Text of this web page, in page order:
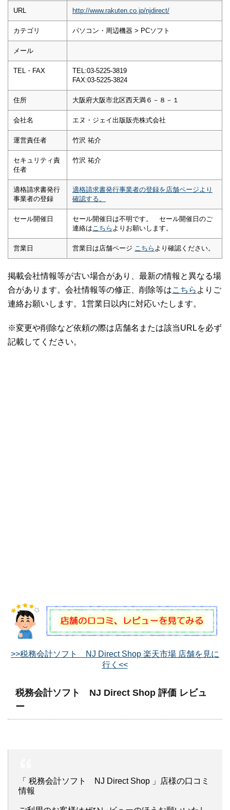
URL http://www.rakuten.co.jp/njdirect/
カテゴリ パソコン・周辺機器 > PCソフト
メール
TEL・FAX
TEL:03-5225-3819
FAX:03-5225-3824
住所 大阪府大阪市北区西天満６－８－１
会社名 エヌ・ジェイ出版販売株式会社
運営責任者 竹沢 祐介
セキュリティ責
任者
竹沢 祐介
適格請求書発行
事業者の登録
適格請求書発行事業者の登録を店舗ページより
確認する。
セール開催日
セール開催日は不明です。 セール開催日のご
連絡は こちら よりお願いします。
営業日 営業日は店舗ページ こちら より確認ください。
掲載会社情報等が古い場合があり、最新の情報と異なる場
合があります。会社情報等の修正、削除等はこちら よりご
連絡お願いします。1営業日以内に対応いたします。
※変更や削除など依頼の際は店舗名または該当URLを必ず
記載してください。
>>税務会計ソフト NJ Direct Shop 楽天市場 店舗を見に
行く<<
税務会計ソフト NJ Direct Shop 評価 レビュ
ー
「 税務会計ソフト NJ Direct Shop 」店様の口コミ
情報